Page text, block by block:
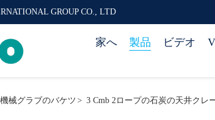
GROUP CO., LTD
家へ 製品 ビデオ
機械グラブのバケツ > 3 Cmb 2ロープの石炭の天井クレ